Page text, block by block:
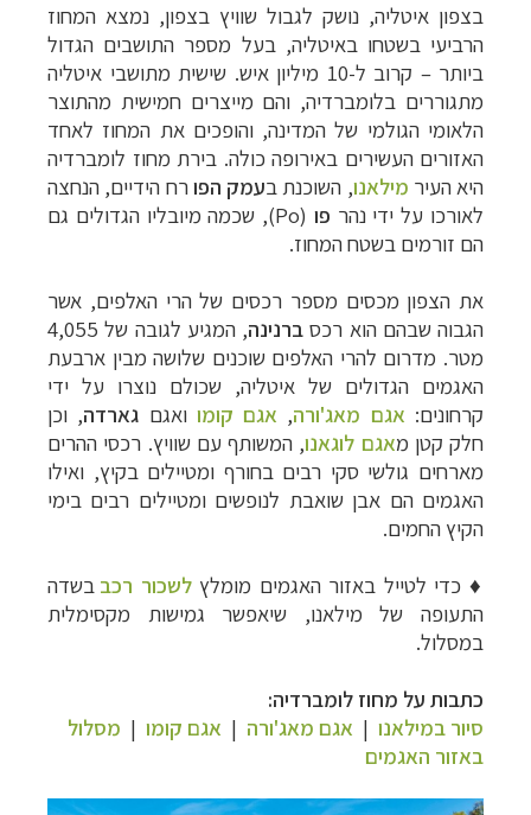
בצפון איטליה, נושק לגבול שוויץ בצפון, נמצא המחוז
הרביעי בשטחו באיטליה, בעל מספר התושבים הגדול
ביותר – קרוב ל-10 מיליון איש. שישית מתושבי איטליה
מתגוררים בלומברדיה, והם מייצרים חמישית מהתוצר
הלאומי הגולמי של המדינה, והופכים את המחוז לאחד
האזורים העשירים באירופה כולה. בירת מחוז לומברדיה
היא העיר מילאנו, השוכנת בעמק הפורח הידיים, הנחצה
לאורכו על ידי נהר פו (
Po), שכמה מיובליו הגדולים גם
הם זורמים בשטח המחוז.
את הצפון מכסים מספר רכסים של הרי האלפים, אשר
הגבוה שבהם הוא רכס ברנינה
, המגיע לגובה של 4,055
מטר. מדרום להרי האלפים שוכנים שלושה מבין ארבעת
האגמים הגדולים של איטליה, שכולם נוצרו על ידי
קרחונים: אגם מאג'ורה, אגם קומו ואגם גארדה, וכן
חלק קטן מאגם לוגאנו, המשותף עם שוויץ. רכסי ההרים
מארחים גולשי סקי רבים בחורף ומטיילים בקיץ, ואילו
האגמים הם אבן שואבת לנופשים ומטיילים רבים בימי
הקיץ החמים.
♦ כדי לטייל באזור האגמים מומלץלשכור רכב בשדה
התעופה של מילאנו, שיאפשר גמישות מקסימלית
במסלול.
כתבות על מחוז לומברדיה:
סיור במילאנו | אגם מאג'ורה | אגם קומו | מסלול
באזור האגמים